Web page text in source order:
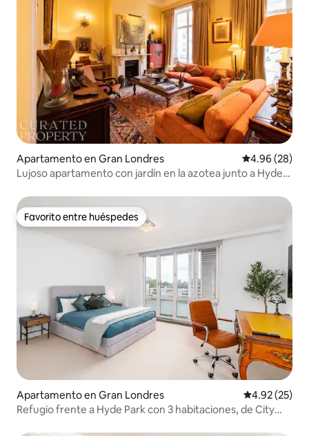
Apartamento en Gran Londres Calificación
4.96 (28)
Lujoso apartamento con jardín en la azotea junto a Hyde
Favorito entre huéspedes
Favorito entre huéspedes
Apartamento en Gran Londres Calificación
4.92 (25)
Refugio frente a Hyde Park con 3 habitaciones, de City